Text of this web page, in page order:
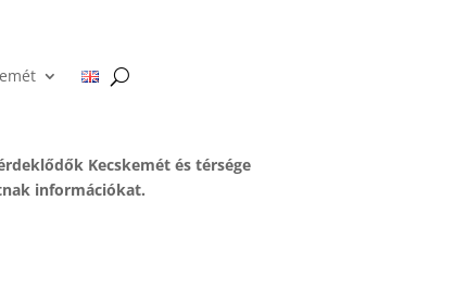
Kecskemét és térsége
információkat.